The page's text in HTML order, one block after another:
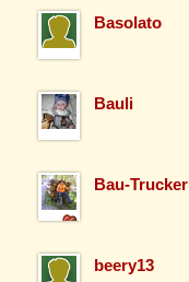
Basolato
Bauli
Bau-Trucker
beery13